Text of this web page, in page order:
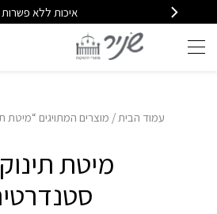
איכות ללא פשרות
עמוד הבית/ מוצרים המתויגים “מיטת
מיטת